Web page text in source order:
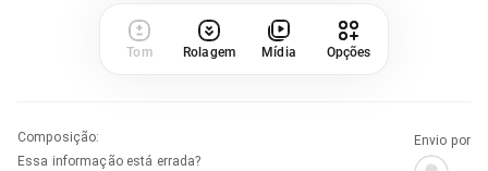
Tom Rolagem Mídia Opções
Composição:
Essa informação está errada?
Envio por